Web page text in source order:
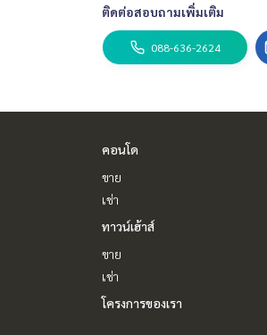
ติดต่อสอบถามเพิ่มเติม
088-636-2624
คอนโด
ขาย
เช่า
ทาวน์เฮ้าส์
ขาย
เช่า
โครงการของเรา